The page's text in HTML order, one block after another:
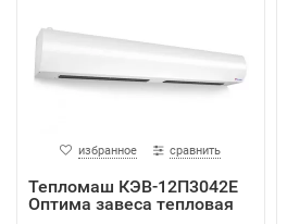
избранное сравнить
Тепломаш КЭВ-12П3042E
Оптима завеса тепловая